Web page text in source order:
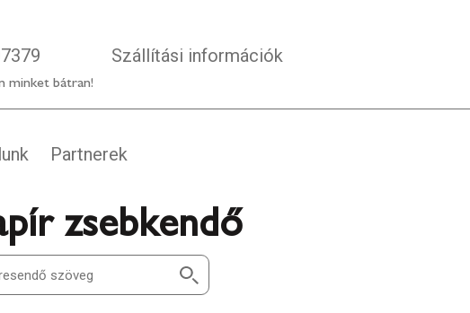
minket bátran!
Szállítási információk
Partnerek
zsebkendő